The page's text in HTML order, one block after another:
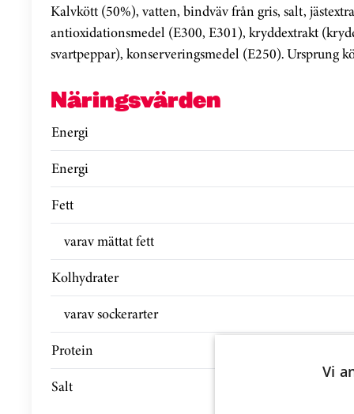
Kalvkött (50%), vatten, bindväv från gris, salt,
antioxidationsmedel (E300, E301), kryddextrakt
svartpeppar), konserveringsmedel (E250). Ursprung
Näringsvärden
Energi
Energi
Fett
varav mättat fett
Kolhydrater
varav sockerarter
Protein
Salt
Vi